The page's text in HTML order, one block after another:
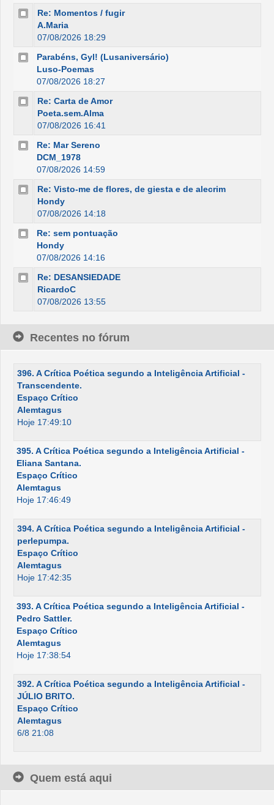
Re: Momentos / fugir
A.Maria
07/08/2026 18:29
Parabéns, Gyl! (Lusaniversário)
Luso-Poemas
07/08/2026 18:27
Re: Carta de Amor
Poeta.sem.Alma
07/08/2026 16:41
Re: Mar Sereno
DCM_1978
07/08/2026 14:59
Re: Visto-me de flores, de giesta e de alecrim
Hondy
07/08/2026 14:18
Re: sem pontuação
Hondy
07/08/2026 14:16
Re: DESANSIEDADE
RicardoC
07/08/2026 13:55
Recentes no fórum
396. A Crítica Poética segundo a Inteligência Artificial -
Transcendente.
Espaço Crítico
Alemtagus
Hoje 17:49:10
395. A Crítica Poética segundo a Inteligência Artificial -
Eliana Santana.
Espaço Crítico
Alemtagus
Hoje 17:46:49
394. A Crítica Poética segundo a Inteligência Artificial -
perlepumpa.
Espaço Crítico
Alemtagus
Hoje 17:42:35
393. A Crítica Poética segundo a Inteligência Artificial -
Pedro Sattler.
Espaço Crítico
Alemtagus
Hoje 17:38:54
392. A Crítica Poética segundo a Inteligência Artificial -
JÚLIO BRITO.
Espaço Crítico
Alemtagus
6/8 21:08
Quem está aqui